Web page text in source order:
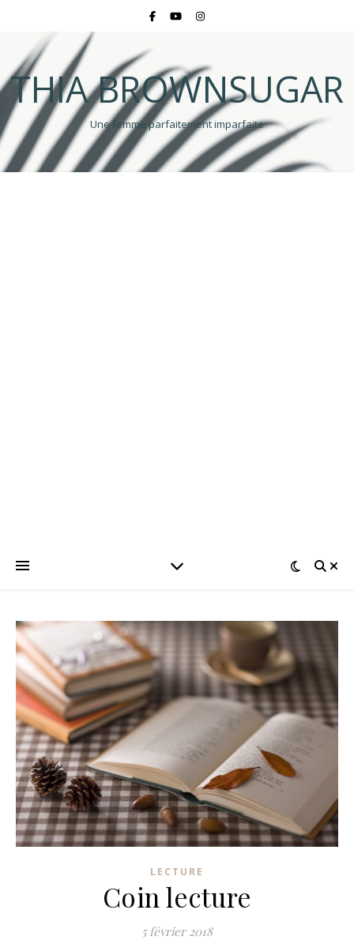
THIA BROWNSUGAR
Une femme parfaitement imparfaite
LECTURE
Coin lecture
5 février 2018